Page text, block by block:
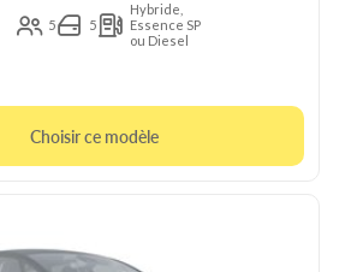
5 5
Hybride,
Essence SP
ou Diesel
Choisir ce modèle